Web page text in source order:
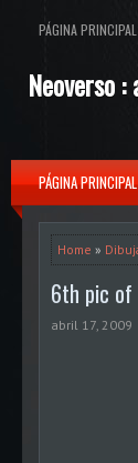
PÁGINA PRINCIPAL
Neoverso
PÁGINA PRINCIPAL
Home »
6th pic of
abril 17, 2009